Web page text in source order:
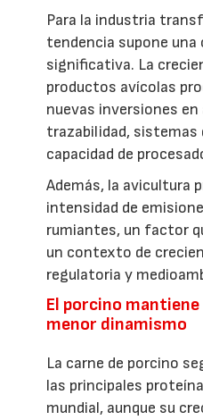
Para la industria
tendencia supone una
significativa. La
productos avícolas
nuevas inversiones
trazabilidad, sistemas
capacidad de
Además, la avicultura
intensidad de
rumiantes, un factor
un contexto de
regulatoria y
El porcino
menor dinamismo
La carne de porcino
las principales
mundial, aunque su